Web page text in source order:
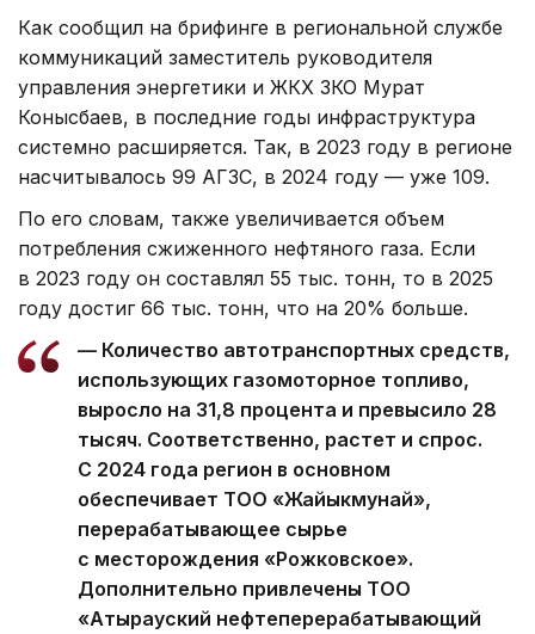
Как сообщил на брифинге в региональной службе
коммуникаций заместитель руководителя
управления энергетики и ЖКХ ЗКО Мурат
Конысбаев, в последние годы инфраструктура
системно расширяется. Так, в 2023 году в регионе
насчитывалось 99 АГЗС, в 2024 году — уже 109.
По его словам, также увеличивается объем
потребления сжиженного нефтяного газа. Если
в 2023 году он составлял 55 тыс. тонн, то в 2025
году достиг 66 тыс. тонн, что на 20% больше.
— Количество автотранспортных средств,
использующих газомоторное топливо,
выросло на 31,8 процента и превысило 28
тысяч. Соответственно, растет и спрос.
С 2024 года регион в основном
обеспечивает ТОО «Жайыкмунай»,
перерабатывающее сырье
с месторождения «Рожковское».
Дополнительно привлечены ТОО
«Атырауский нефтеперерабатывающий